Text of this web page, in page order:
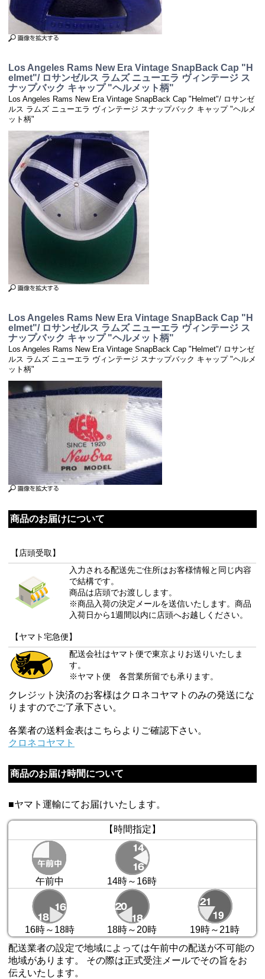
Los Angeles Rams New Era Vintage SnapBack Cap "H
elmet"/ ロサンゼルス ラムズ ニューエラ ヴィンテージ ス
ナップバック キャップ "ヘルメット柄"
Los Angeles Rams New Era Vintage SnapBack Cap "Helmet"/ ロサンゼ
ルス ラムズ ニューエラ ヴィンテージ スナップバック キャップ "ヘルメ
ット柄"
Los Angeles Rams New Era Vintage SnapBack Cap "H
elmet"/ ロサンゼルス ラムズ ニューエラ ヴィンテージ ス
ナップバック キャップ "ヘルメット柄"
Los Angeles Rams New Era Vintage SnapBack Cap "Helmet"/ ロサンゼ
ルス ラムズ ニューエラ ヴィンテージ スナップバック キャップ "ヘルメ
ット柄"
商品のお届けについて
【店頭受取】
入力される配送先ご住所はお客様情報と同じ内容
で結構です。
商品は店頭でお渡しします。
※商品入荷の決定メールを送信いたします。商品
入荷日から1週間以内に店頭へお越しください。
【ヤマト宅急便】
配送会社はヤマト便で東京よりお送りいたしま
す。
※ヤマト便 各営業所留でも承ります。
クレジット決済のお客様はクロネコヤマトのみの発送にな
りますのでご了承下さい。
各業者の送料金表はこちらよりご確認下さい。
クロネコヤマト
商品のお届け時間について
■ヤマト運輸にてお届けいたします。
【時間指定】
午前中 14時～16時
16時～18時 18時～20時
19時～21時
配送業者の設定で地域によっては午前中の配送が不可能の
地域があります。 その際は正式受注メールでその旨をお
伝えいたします。